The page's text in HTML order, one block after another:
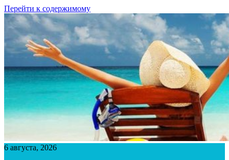
Перейти к содержимому
6 августа, 2026